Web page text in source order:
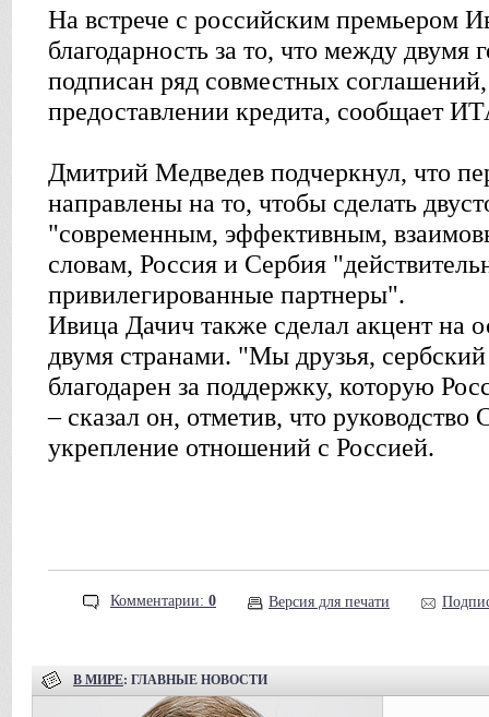
На встрече с российским премьером
благодарность за то, что между двумя
подписан ряд совместных
предоставлении кредита, сообщает
Дмитрий Медведев подчеркнул, что
направлены на то, чтобы сделать
"современным, эффективным,
словам, Россия и Сербия
привилегированные партнеры".
Ивица Дачич также сделал акцент на
двумя странами. "Мы друзья,
благодарен за поддержку, которую
– сказал он, отметив, что руководство
укрепление отношений с Россией.
Комментарии: 0 Версия для печати
В МИРЕ: ГЛАВНЫЕ НОВОСТИ